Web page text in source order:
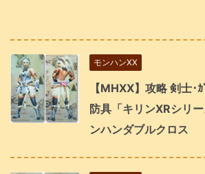
モンハンXX
【MHXX】攻略 剣士･
防具「キリンXRシリ
ンハンダブルクロス